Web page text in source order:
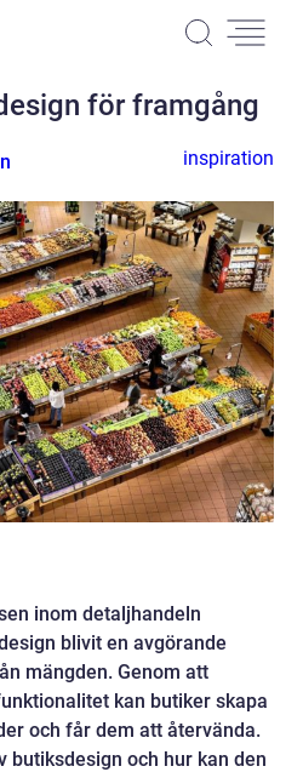
för framgång
inspiration
inom detaljhandeln
blivit en avgörande
mängden. Genom att
kan butiker skapa
och får dem att återvända.
butiksdesign och hur kan den